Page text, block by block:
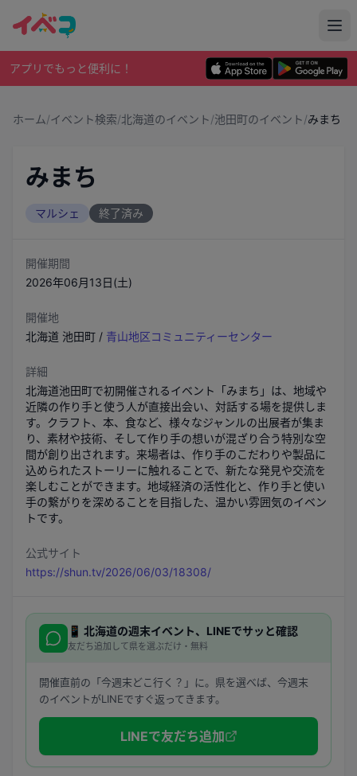
アプリでもっと便利に！
ホーム/イベント検索/北海道のイベント/池田町のイベント/みまち
みまち
マルシェ 終了済み
開催期間
2026年06月13日(土)
開催地
北海道 池田町 / 青山地区コミュニティーセンター
詳細
北海道池田町で初開催されるイベント「みまち」は、地域や
近隣の作り手と使う人が直接出会い、対話する場を提供しま
す。クラフト、本、食など、様々なジャンルの出展者が集ま
り、素材や技術、そして作り手の想いが混ざり合う特別な空
間が創り出されます。来場者は、作り手のこだわりや製品に
込められたストーリーに触れることで、新たな発見や交流を
楽しむことができます。地域経済の活性化と、作り手と使い
手の繋がりを深めることを目指した、温かい雰囲気のイベン
トです。
公式サイト
https://shun.tv/2026/06/03/18308/
📱 北海道の週末イベント、LINEでサッと確認
友だち追加して県を選ぶだけ・無料
開催直前の「今週末どこ行く？」に。県を選べば、今週末
のイベントがLINEですぐ返ってきます。
LINEで友だち追加